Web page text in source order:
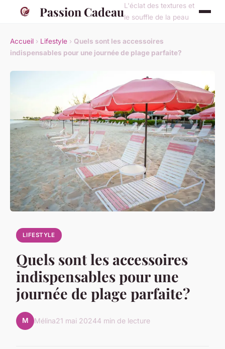
Passion CadeauL'éclat des textures et
le souffle de la peau
Accueil › Lifestyle › Quels sont les accessoires
indispensables pour une journée de plage parfaite?
LIFESTYLE
Quels sont les accessoires
indispensables pour une
journée de plage parfaite?
M Mélina21 mai 20244 min de lecture